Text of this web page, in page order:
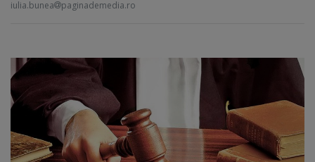
iulia.bunea paginademedia.ro